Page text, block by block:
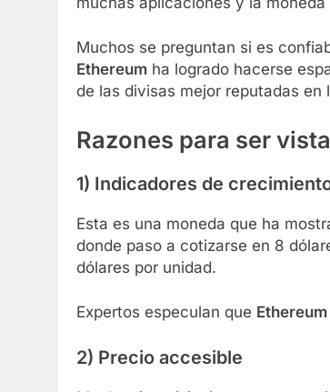
Muchos se preguntan si es
Ethereum ha logrado hacerse
de las divisas mejor reputadas en
Razones para ser
1) Indicadores de
Esta es una moneda que ha
donde paso a cotizarse en 8
dólares por unidad.
Expertos especulan que Ethereum
2) Precio accesible